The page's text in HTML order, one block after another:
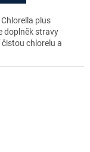
Chlorella plus
doplněk stravy
chlorelu a